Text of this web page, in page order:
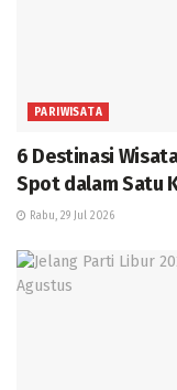
PARIWISATA
6 Destinasi
Spot dalam Satu
Rabu, 29 Jul 2026